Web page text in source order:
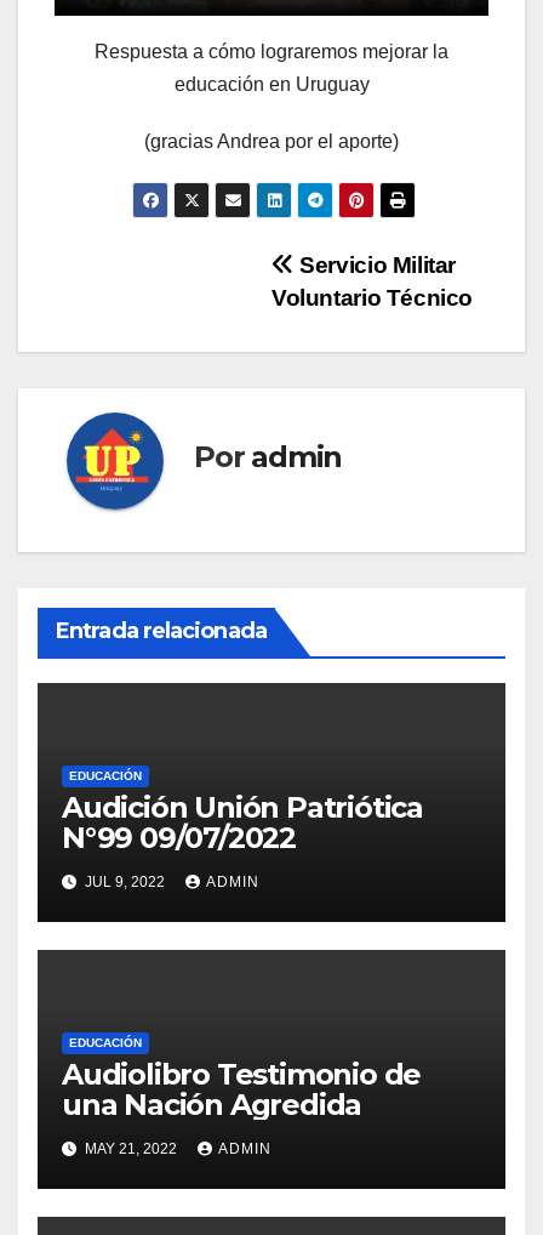
Respuesta a cómo lograremos mejorar la
educación en Uruguay
(gracias Andrea por el aporte)
Servicio Militar
Voluntario Técnico
Por admin
Entrada relacionada
EDUCACIÓN
Audición Unión Patriótica
N°99 09/07/2022
JUL 9, 2022 ADMIN
EDUCACIÓN
Audiolibro Testimonio de
una Nación Agredida
MAY 21, 2022 ADMIN